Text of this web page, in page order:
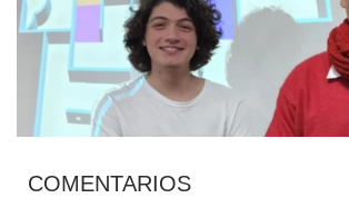
COMENTARIOS